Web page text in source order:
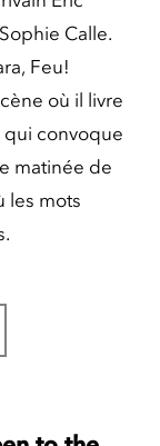
Calle.
Feu!
où il livre
qui convoque
matinée de
les mots